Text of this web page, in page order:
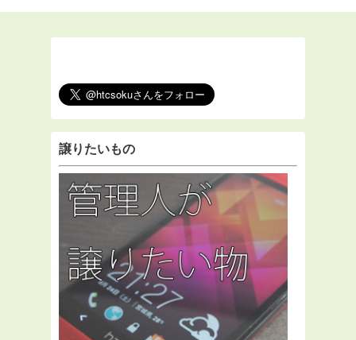
譲りたいもの